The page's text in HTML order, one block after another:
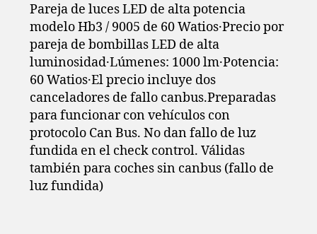
Pareja de luces LED de alta potencia
modelo Hb3 / 9005 de 60 Watios·Precio por
pareja de bombillas LED de alta
luminosidad·Lúmenes: 1000 lm·Potencia:
60 Watios·El precio incluye dos
canceladores de fallo canbus.Preparadas
para funcionar con vehículos con
protocolo Can Bus. No dan fallo de luz
fundida en el check control. Válidas
también para coches sin canbus (fallo de
luz fundida)